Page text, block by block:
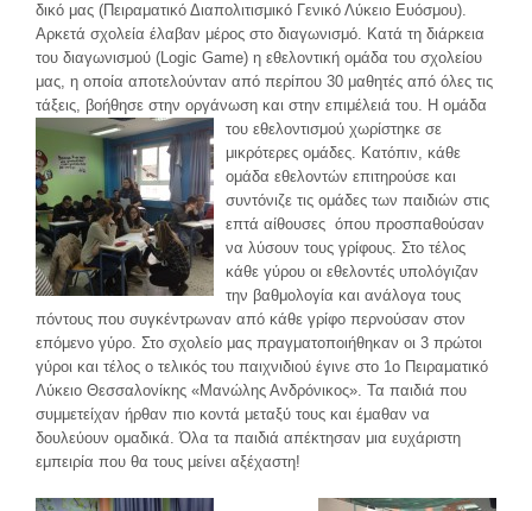
δικό μας (Πειραματικό Διαπολιτισμικό Γενικό Λύκειο Ευόσμου).
Αρκετά σχολεία έλαβαν μέρος στο διαγωνισμό. Κατά τη διάρκεια
του διαγωνισμού (Logic Game) η εθελοντική ομάδα του σχολείου
μας, η οποία αποτελούνταν από περίπου 30 μαθητές από όλες τις
τάξεις, βοήθησε στην οργάνωση και στην επιμέλειά του. Η ομάδα
του εθελοντισμού χωρίστηκε σε
μικρότερες ομάδες. Κατόπιν, κάθε
ομάδα εθελοντών επιτηρούσε και
συντόνιζε τις ομάδες των παιδιών στις
επτά αίθουσες όπου προσπαθούσαν
να λύσουν τους γρίφους. Στο τέλος
κάθε γύρου οι εθελοντές υπολόγιζαν
την βαθμολογία και ανάλογα τους
πόντους που συγκέντρωναν από κάθε γρίφο περνούσαν στον
επόμενο γύρο. Στο σχολείο μας πραγματοποιήθηκαν οι 3 πρώτοι
γύροι και τέλος ο τελικός του παιχνιδιού έγινε στο 1ο Πειραματικό
Λύκειο Θεσσαλονίκης «Μανώλης Ανδρόνικος». Τα παιδιά που
συμμετείχαν ήρθαν πιο κοντά μεταξύ τους και έμαθαν να
δουλεύουν ομαδικά. Όλα τα παιδιά απέκτησαν μια ευχάριστη
εμπειρία που θα τους μείνει αξέχαστη!